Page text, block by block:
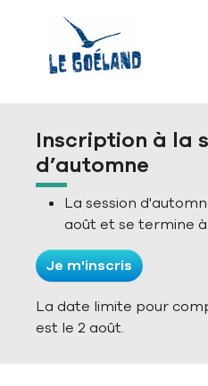
Inscription à la
d’automne
La session
août et se termine
Je m'inscris
La date limite pour
est le 2 août.